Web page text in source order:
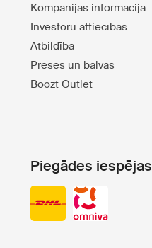
Kompānijas informācija
Investoru attiecības
Atbildība
Preses un balvas
Boozt Outlet
Piegādes iespējas